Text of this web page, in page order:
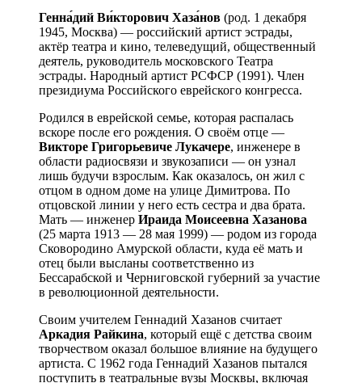
Генна́дий Ви́кторович Хаза́нов (род. 1 декабря
1945, Москва) — российский артист эстрады,
актёр театра и кино, телеведущий, общественный
деятель, руководитель московского Театра
эстрады. Народный артист РСФСР (1991). Член
президиума Российского еврейского конгресса.
Родился в еврейской семье, которая распалась
вскоре после его рождения. О своём отце —
Викторе Григорьевиче Лукачере, инженере в
области радиосвязи и звукозаписи — он узнал
лишь будучи взрослым. Как оказалось, он жил с
отцом в одном доме на улице Димитрова. По
отцовской линии у него есть сестра и два брата.
Мать — инженер Ираида Моисеевна Хазанова
(25 марта 1913 — 28 мая 1999) — родом из города
Сковородино Амурской области, куда её мать и
отец были высланы соответственно из
Бессарабской и Черниговской губерний за участие
в революционной деятельности.
Своим учителем Геннадий Хазанов считает
Аркадия Райкина, который ещё с детства своим
творчеством оказал большое влияние на будущего
артиста. С 1962 года Геннадий Хазанов пытался
поступить в театральные вузы Москвы, включая